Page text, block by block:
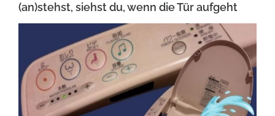
(an)stehst, siehst du, wenn die Tür aufgeht